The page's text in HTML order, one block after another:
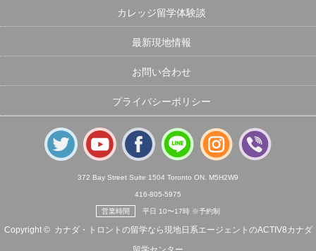
カレッジ留学体験談
最新現地情報
お問い合わせ
プライバシーポリシー
372 Bay Street Suite 1504 Toronto ON. M5H2W9
416-805-5975
営業時間 平日 10〜17時 ※予約制
Copyright © カナダ・トロントの留学なら現地日系エージェントのACTIV8カナダ